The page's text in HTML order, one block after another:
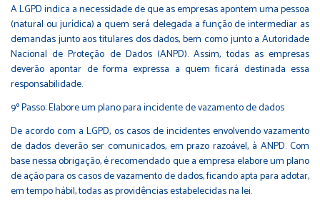
A LGPD indica a necessidade de que as empresas apontem uma pessoa
(natural ou jurídica) a quem será delegada a função de intermediar as
demandas junto aos titulares dos dados, bem como junto a Autoridade
Nacional de Proteção de Dados (ANPD). Assim, todas as empresas
deverão apontar de forma expressa a quem ficará destinada essa
responsabilidade.
9º Passo: Elabore um plano para incidente de vazamento de dados
De acordo com a LGPD, os casos de incidentes envolvendo vazamento
de dados deverão ser comunicados, em prazo razoável, à ANPD. Com
base nessa obrigação, é recomendado que a empresa elabore um plano
de ação para os casos de vazamento de dados, ficando apta para adotar,
em tempo hábil, todas as providências estabelecidas na lei.